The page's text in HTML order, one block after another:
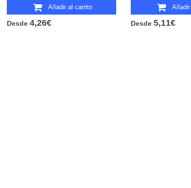
Añadir al carrito
Desde 4,26€ Desde 5,11€